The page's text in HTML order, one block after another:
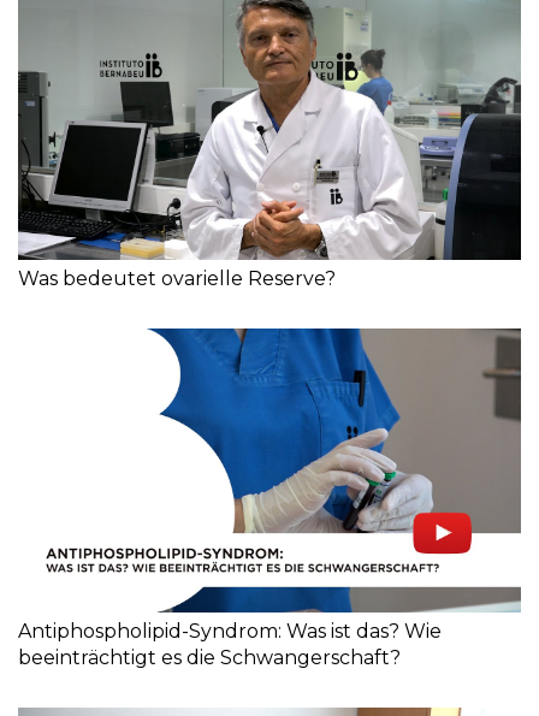
Was bedeutet ovarielle Reserve?
Antiphospholipid-Syndrom: Was ist das? Wie
beeinträchtigt es die Schwangerschaft?